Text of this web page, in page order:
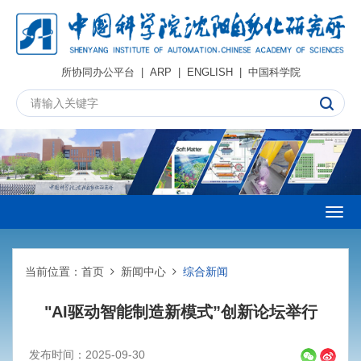
所协同办公平台 | ARP | ENGLISH| 中国科学院
当前位置： 首页 新闻中心 综合新闻
"AI驱动智能制造新模式”创新论坛举行
发布时间：2025-09-30